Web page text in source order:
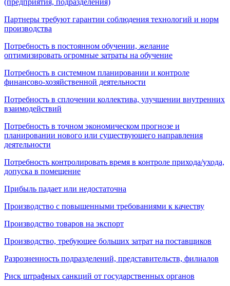
Партнеры требуют гарантии соблюдения технологий и норм
производства
Потребность в постоянном обучении, желание
оптимизировать огромные затраты на обучение
Потребность в системном планировании и контроле
финансово-хозяйственной деятельности
Потребность в сплочении коллектива, улучшении внутренних
взаимодействий
Потребность в точном экономическом прогнозе и
планировании нового или существующего направления
деятельности
Потребность контролировать время в контроле прихода/ухода,
допуска в помещение
Прибыль падает или недостаточна
Производство с повышенными требованиями к качеству
Производство товаров на экспорт
Производство, требующее больших затрат на поставщиков
Разрозненность подразделений, представительств, филиалов
Риск штрафных санкций от государственных органов